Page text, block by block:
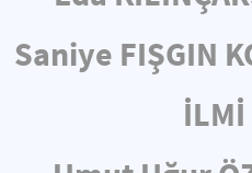
Saniye FIŞGIN
İLMİ